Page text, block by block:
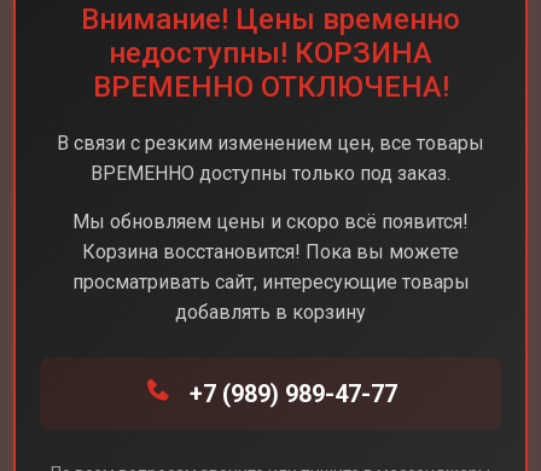
Яндекс станция Миди
Внимание! Цены временно
недоступны! КОРЗИНА
ВРЕМЕННО ОТКЛЮЧЕНА!
В связи с резким изменением цен, все товары
ВРЕМЕННО доступны только под заказ.
Мы обновляем цены и скоро всё появится!
Корзина восстановится! Пока вы можете
просматривать сайт, интересующие товары
добавлять в корзину
+7 (989) 989-47-77